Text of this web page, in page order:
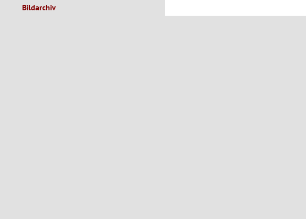
Bildarchiv